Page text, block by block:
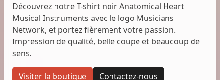
Découvrez notre T-shirt noir Anatomical Heart
Musical Instruments avec le logo Musicians
Network, et portez fièrement votre passion.
Impression de qualité, belle coupe et beaucoup de
sens.
Visiter la boutique Contactez-nous